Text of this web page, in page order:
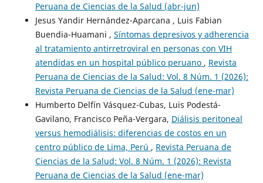
Peruana de Ciencias de la Salud (abr-jun)
Jesus Yandir Hernández-Aparcana , Luis Fabian
Buendia-Huamani , Síntomas depresivos y adherencia
al tratamiento antirretroviral en personas con VIH
atendidas en un hospital público peruano , Revista
Peruana de Ciencias de la Salud: Vol. 8 Núm. 1 (2026):
Revista Peruana de Ciencias de la Salud (ene-mar)
Humberto Delfín Vásquez-Cubas, Luis Podestá-
Gavilano, Francisco Peña-Vergara, Diálisis peritoneal
versus hemodiálisis: diferencias de costos en un
centro público de Lima, Perú , Revista Peruana de
Ciencias de la Salud: Vol. 8 Núm. 1 (2026): Revista
Peruana de Ciencias de la Salud (ene-mar)